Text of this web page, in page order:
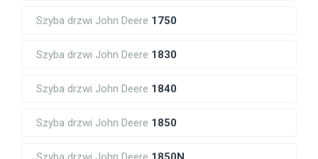
Szyba drzwi John Deere 1750
Szyba drzwi John Deere 1830
Szyba drzwi John Deere 1840
Szyba drzwi John Deere 1850